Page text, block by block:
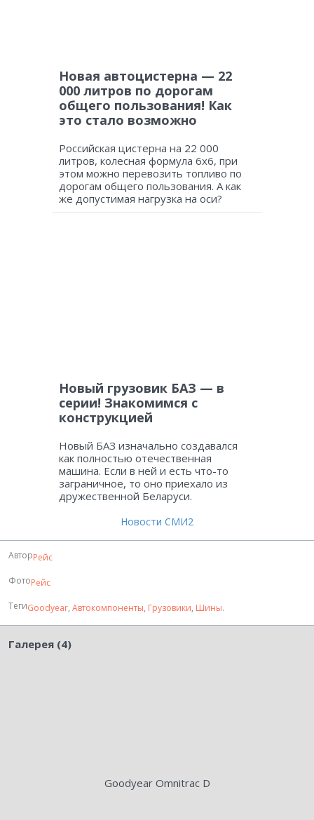
Новая автоцистерна — 22
000 литров по дорогам
общего пользования! Как
это стало возможно
Российская цистерна на 22 000
литров, колесная формула 6х6, при
этом можно перевозить топливо по
дорогам общего пользования. А как
же допустимая нагрузка на оси?
Новый грузовик БАЗ — в
серии! Знакомимся с
конструкцией
Новый БАЗ изначально создавался
как полностью отечественная
машина. Если в ней и есть что-то
заграничное, то оно приехало из
дружественной Беларуси.
Новости СМИ2
АвторРейс
ФотоРейс
ТегиGoodyear, Автокомпоненты, Грузовики, Шины.
Галерея (4)
Goodyear Omnitrac D